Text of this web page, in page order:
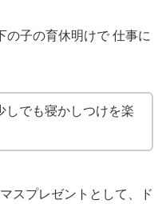
の子の育休明けで 仕事に
でも寝かしつけを楽
スプレゼントとして、ド